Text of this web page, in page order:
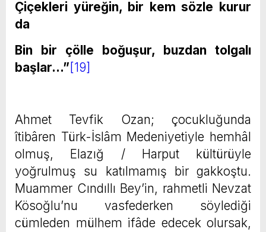
Çiçekleri yüreğin, bir kem sözle kurur
da
Bin bir çölle boğuşur, buzdan tolgalı
başlar…” [19]
Ahmet Tevfik Ozan; çocukluğunda
îtibâren Türk-İslâm Medeniyetiyle hemhâl
olmuş, Elazığ / Harput kültürüyle
yoğrulmuş su katılmamış bir gakkoştu.
Muammer Cındıllı Bey’in, rahmetli Nevzat
Kösoğlu’nu vasfederken söylediği
cümleden mülhem ifâde edecek olursak,